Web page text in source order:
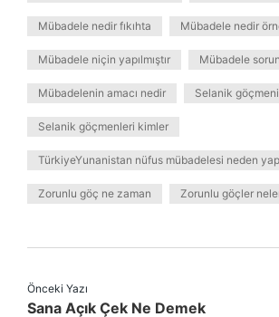
Mübadele nedir fıkıhta Mübadele nedir
Mübadele niçin yapılmıştır Mübadele
Mübadelenin amacı nedir Selanik
Selanik göçmenleri kimler
TürkiyeYunanistan nüfus mübadelesi neden
Zorunlu göç ne zaman Zorunlu göçler
Önceki Yazı
Sana Açık Çek Ne Demek